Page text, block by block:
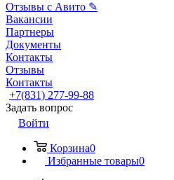
Отзывы с Авито ✎
Вакансии
Партнеры
Документы
Контакты
Отзывы
Контакты
+7(831) 277-99-88
Задать вопрос
Войти
Корзина0
Избранные товары0